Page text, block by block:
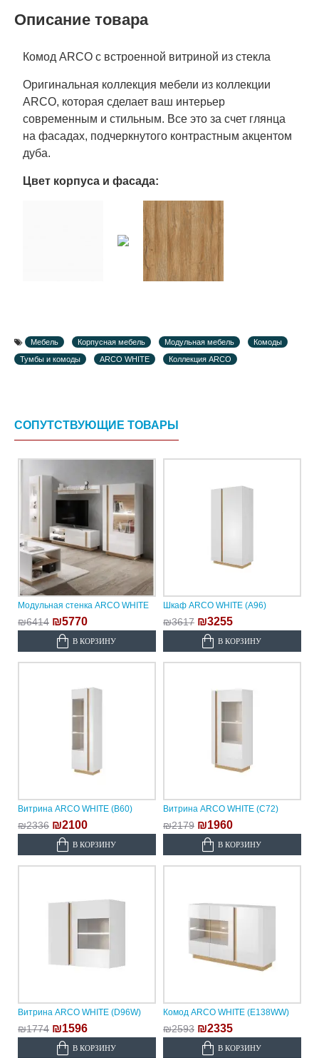
Описание товара
Комод ARCO с встроенной витриной из стекла
Оригинальная коллекция мебели из коллекции
ARCO, которая сделает ваш интерьер
современным и стильным. Все это за счет глянца
на фасадах, подчеркнутого контрастным акцентом
дуба.
Цвет корпуса и фасада:
Мебель Корпусная мебель Модульная мебель
Комоды
Тумбы и комоды
ARCO WHITE Коллекция ARCO
СОПУТСТВУЮЩИЕ ТОВАРЫ
Модульная стенка ARCO WHITE
₪6414 ₪5770
В КОРЗИНУ
Шкаф ARCO WHITE (A96)
₪3617 ₪3255
В КОРЗИНУ
Витрина ARCO WHITE (B60)
₪2336 ₪2100
В КОРЗИНУ
Витрина ARCO WHITE (C72)
₪2179 ₪1960
В КОРЗИНУ
Витрина ARCO WHITE (D96W)
₪1774 ₪1596
В КОРЗИНУ
Комод ARCO WHITE (E138WW)
₪2593 ₪2335
В КОРЗИНУ